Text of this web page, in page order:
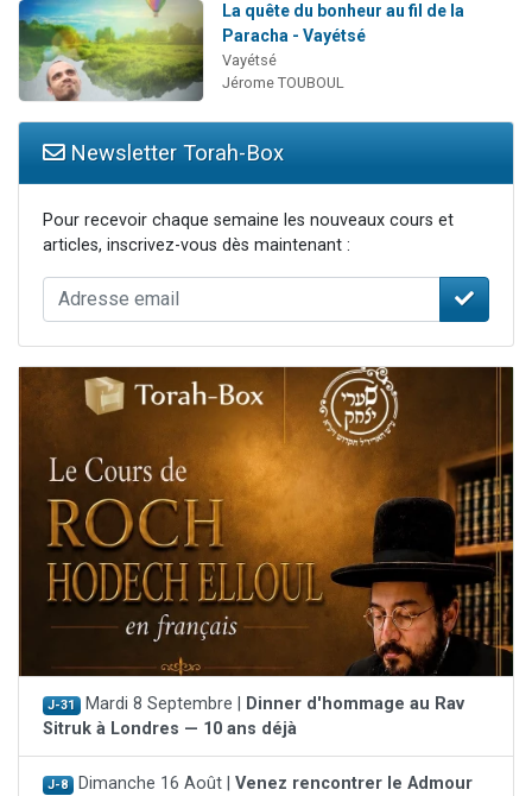
La quête du bonheur au fil de la
Paracha - Vayétsé
Vayétsé
Jérome TOUBOUL
Newsletter Torah-Box
Pour recevoir chaque semaine les nouveaux cours et
articles, inscrivez-vous dès maintenant :
J-31 Mardi 8 Septembre |
Dinner d'hommage au Rav
Sitruk à Londres — 10 ans déjà
J-8 Dimanche 16 Août | Venez rencontrer le Admour